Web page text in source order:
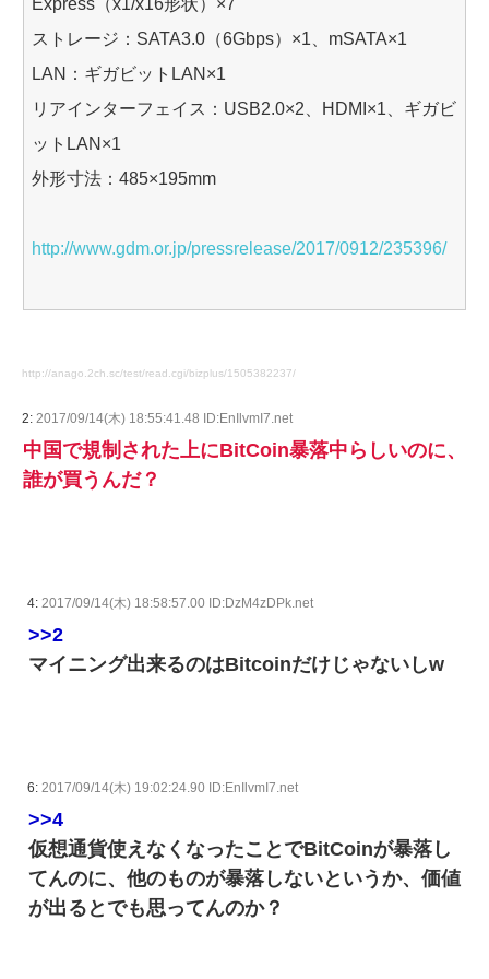
Express（x1/x16形状）×7
ストレージ：SATA3.0（6Gbps）×1、mSATA×1
LAN：ギガビットLAN×1
リアインターフェイス：USB2.0×2、HDMI×1、ギガビ
ットLAN×1
外形寸法：485×195mm
http://www.gdm.or.jp/pressrelease/2017/0912/235396/
http://anago.2ch.sc/test/read.cgi/bizplus/1505382237/
2: 2017/09/14(木) 18:55:41.48 ID:EnIlvmI7.net
中国で規制された上にBitCoin暴落中らしいのに、
誰が買うんだ？
4: 2017/09/14(木) 18:58:57.00 ID:DzM4zDPk.net
>>2
マイニング出来るのはBitcoinだけじゃないしw
6: 2017/09/14(木) 19:02:24.90 ID:EnIlvmI7.net
>>4
仮想通貨使えなくなったことでBitCoinが暴落し
てんのに、他のものが暴落しないというか、価値
が出るとでも思ってんのか？